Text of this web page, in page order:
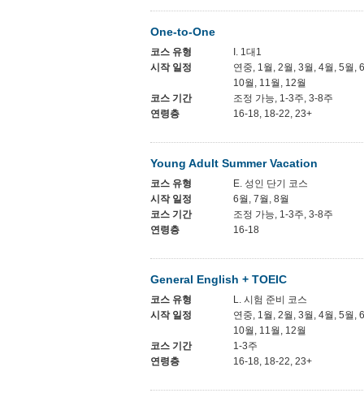
One-to-One
코스 유형
I. 1대1
시작 일정
연중, 1월, 2월, 3월, 4월, 5월,
10월, 11월, 12월
코스 기간
조정 가능, 1-3주, 3-8주
연령층
16-18, 18-22, 23+
Young Adult Summer Vacation
코스 유형
E. 성인 단기 코스
시작 일정
6월, 7월, 8월
코스 기간
조정 가능, 1-3주, 3-8주
연령층
16-18
General English + TOEIC
코스 유형
L. 시험 준비 코스
시작 일정
연중, 1월, 2월, 3월, 4월, 5월,
10월, 11월, 12월
코스 기간
1-3주
연령층
16-18, 18-22, 23+